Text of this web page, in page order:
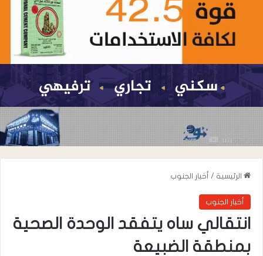
الرئيسية / أخبار الجنوب
أخبار الجنوب
انتقالي ساه يتفقد الوحدة الصحية
بمنطقة الضبيعة